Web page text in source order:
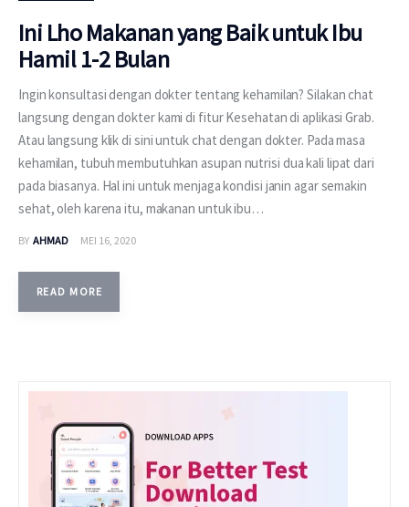
Ini Lho Makanan yang Baik untuk Ibu
Hamil 1-2 Bulan
Ingin konsultasi dengan dokter tentang kehamilan? Silakan chat
langsung dengan dokter kami di fitur Kesehatan di aplikasi Grab.
Atau langsung klik di sini untuk chat dengan dokter. Pada masa
kehamilan, tubuh membutuhkan asupan nutrisi dua kali lipat dari
pada biasanya. Hal ini untuk menjaga kondisi janin agar semakin
sehat, oleh karena itu, makanan untuk ibu…
BY AHMAD MEI 16, 2020
READ MORE